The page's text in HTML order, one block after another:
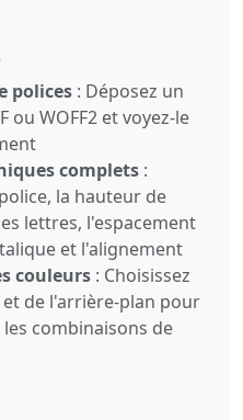
polices : Déposez un
ou WOFF2 et voyez-le
complets :
la hauteur de
lettres, l'espacement
et l'alignement
couleurs : Choisissez
de l'arrière-plan pour
combinaisons de